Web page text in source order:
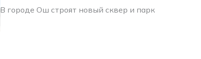
В городе Ош строят новый сквер и парк